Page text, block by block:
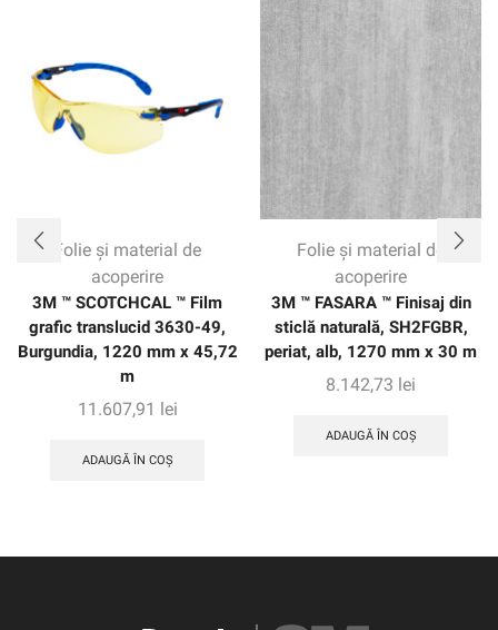
Folie și material de
acoperire
3M ™ SCOTCHCAL ™ Film
grafic translucid 3630-49,
Burgundia, 1220 mm x 45,72
m
11.607,91 lei
ADAUGĂ ÎN COȘ
Folie și material de
acoperire
3M ™ FASARA ™ Finisaj din
sticlă naturală, SH2FGBR,
periat, alb, 1270 mm x 30 m
8.142,73 lei
ADAUGĂ ÎN COȘ